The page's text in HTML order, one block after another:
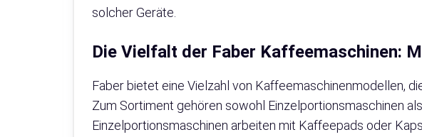
solcher Geräte.
Die Vielfalt der Faber Kaffeemaschinen:
Faber bietet eine Vielzahl von Kaffeemaschinenmodellen,
Zum Sortiment gehören sowohl Einzelportionsmaschinen
Einzelportionsmaschinen arbeiten mit Kaffeepads oder